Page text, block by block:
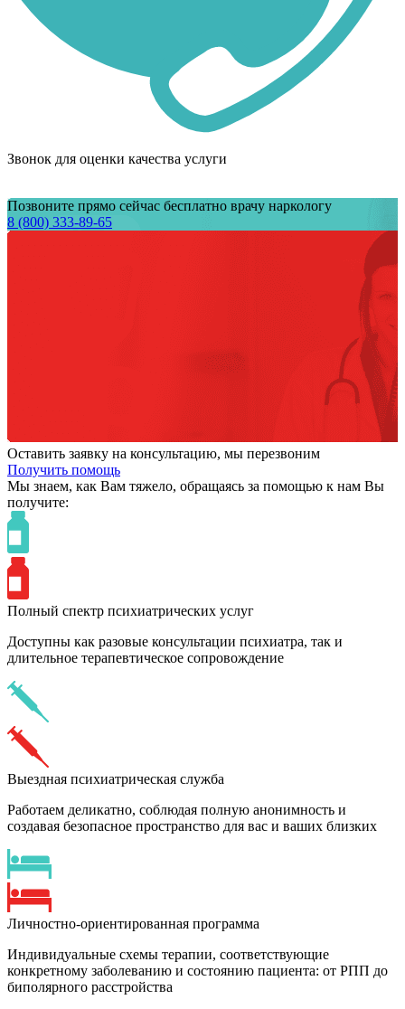
Звонок для оценки качества услуги
Позвоните прямо сейчас бесплатно врачу наркологу
8 (800) 333-89-65
Оставить заявку на консультацию, мы перезвоним
Получить помощь
Мы знаем, как Вам тяжело, обращаясь за помощью к нам Вы
получите:
Полный спектр психиатрических услуг
Доступны как разовые консультации психиатра, так и
длительное терапевтическое сопровождение
Выездная психиатрическая служба
Работаем деликатно, соблюдая полную анонимность и
создавая безопасное пространство для вас и ваших близких
Личностно-ориентированная программа
Индивидуальные схемы терапии, соответствующие
конкретному заболеванию и состоянию пациента: от РПП до
биполярного расстройства